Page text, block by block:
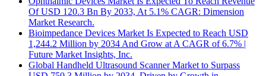
Of USD 120.3 Bn By 2033, At 5.1% CAGR: Dimension
Market Research.
Bioimpedance Devices Market Is Expected to Reach USD
1,244.2 Million by 2034 And Grow at A CAGR of 6.7% |
Future Market Insights, Inc.
Global Handheld Ultrasound Scanner Market to Surpass